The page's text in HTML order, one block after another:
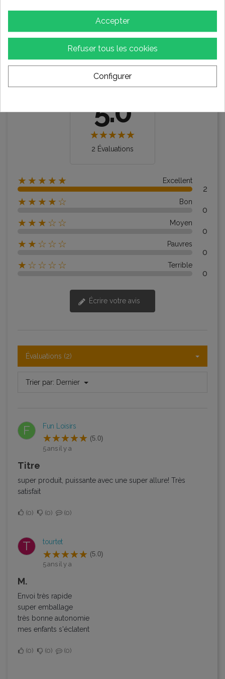
AVIS SUR LES PRODUITS
Évaluation moyenne
5.0
2 Évaluations
★★★★★ Excellent
2
★★★★☆ Bon
0
★★★☆☆ Moyen
0
★★☆☆☆ Pauvres
0
★☆☆☆☆ Terrible
0
Écrire votre avis
Évaluations (2)
Trier par: Dernier
F Fun Loisirs
(5.0)
5 ans il y a
Titre
super produit, puissante avec une super allure! Très
satisfait
0 0 0
T tourtet
(5.0)
5 ans il y a
M.
Envoi très rapide
super emballage
très bonne autonomie
mes enfants s'éclatent
0 0 0
Accepter
Refuser tous les cookies
Configurer